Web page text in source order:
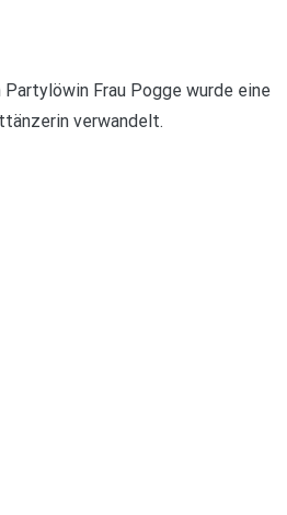
Frau Pogge wurde eine
verwandelt.